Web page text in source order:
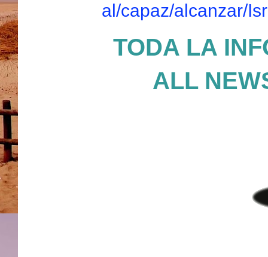
al/capaz/alcanzar/
TODA LA
ALL